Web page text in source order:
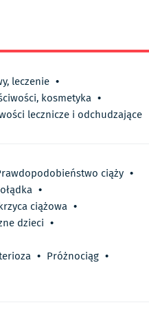
leczenie •
kosmetyka •
lecznicze i odchudzające
ciąży •
•
ciążowa •
dzieci •
• Próżnociąg •